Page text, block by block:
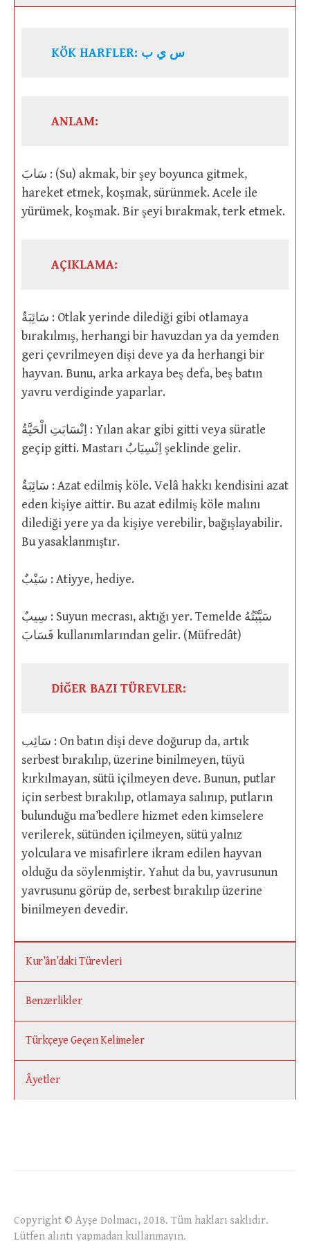
KÖK HARFLER: س ي ب
ANLAM:
سَابَ : (Su) akmak, bir şey boyunca gitmek,
hareket etmek, koşmak, sürünmek. Acele ile
yürümek, koşmak. Bir şeyi bırakmak, terk etmek.
AÇIKLAMA:
سَائِبَةٌ : Otlak yerinde dilediği gibi otlamaya
bırakılmış, herhangi bir havuzdan ya da yemden
geri çevrilmeyen dişi deve ya da herhangi bir
hayvan. Bunu, arka arkaya beş defa, beş batın
yavru verdiginde yaparlar.
اِنْسَابَتِ الْحَيَّةُ : Yılan akar gibi gitti veya süratle
geçip gitti. Mastarı اِنْسِيَابٌ şeklinde gelir.
سَائِبَةٌ : Azat edilmiş köle. Velâ hakkı kendisini azat
eden kişiye aittir. Bu azat edilmiş köle malını
dilediği yere ya da kişiye verebilir, bağışlayabilir.
Bu yasaklanmıştır.
سَيْبٌ : Atiyye, hediye.
سِيبٌ : Suyun mecrası, aktığı yer. Temelde سَيَّبْتُهُ
فَسَابَ kullanımlarından gelir. (Müfredât)
DİĞER BAZI TÜREVLER:
سَائِب : On batın dişi deve doğurup da, artık
serbest bırakılıp, üzerine binilmeyen, tüyü
kırkılmayan, sütü içilmeyen deve. Bunun, putlar
için serbest bırakılıp, otlamaya salınıp, putların
bulunduğu ma’bedlere hizmet eden kimselere
verilerek, sütünden içilmeyen, sütü yalnız
yolculara ve misafirlere ikram edilen hayvan
olduğu da söylenmiştir. Yahut da bu, yavrusunun
yavrusunu görüp de, serbest bırakılıp üzerine
binilmeyen devedir.
Kur’ân’daki Türevleri
Benzerlikler
Türkçeye Geçen Kelimeler
Âyetler
Copyright © Ayşe Dolmacı, 2018. Tüm hakları saklıdır.
Lütfen alıntı yapmadan kullanmayın.